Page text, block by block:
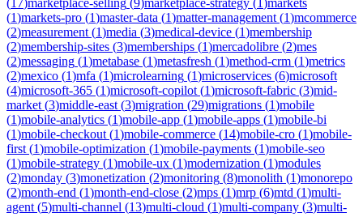
(1)markets-pro (1)master-data (1)matter-management (1)mcommerce
(2)measurement (1)media (3)medical-device (1)membership
(2)membership-sites (3)memberships (1)mercadolibre (2)mes
(2)messaging (1)metabase (1)metasfresh (1)method-crm (1)metrics
(2)mexico (1)mfa (1)microlearning (1)microservices (6)microsoft
(4)microsoft-365 (1)microsoft-copilot (1)microsoft-fabric (3)mid-
market (3)middle-east (3)migration (29)migrations (1)mobile
(1)mobile-analytics (1)mobile-app (1)mobile-apps (1)mobile-bi
(1)mobile-checkout (1)mobile-commerce (14)mobile-cro (1)mobile-
first (1)mobile-optimization (1)mobile-payments (1)mobile-seo
(1)mobile-strategy (1)mobile-ux (1)modernization (1)modules
(2)monday (3)monetization (2)monitoring (8)monolith (1)monorepo
(2)month-end (1)month-end-close (2)mps (1)mrp (6)mtd (1)multi-
agent (5)multi-channel (13)multi-cloud (1)multi-company (3)multi-